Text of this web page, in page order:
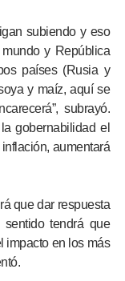
subiendo y eso
y República
países (Rusia y
y maíz, aquí se
subrayó.
gobernabilidad el
aumentará
que dar respuesta
tendrá que
impacto en los más